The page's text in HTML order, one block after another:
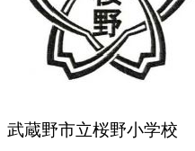
武蔵野市立桜野小学校